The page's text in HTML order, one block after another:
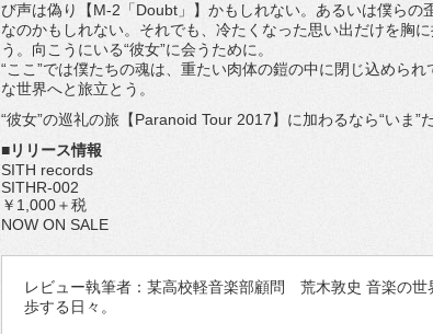
び声は偽り【M-2「Doubt」】かもしれない。あるいは僕らの
なのかもしれない。それでも、冷たくなった思い出だけを胸
う。向こうにいる“彼女”に会うために。
“ここ”では僕たちの魂は、重たい肉体の鎧の中に閉じ込めら
な世界へと旅立とう。
“彼女”の巡礼の旅【Paranoid Tour 2017】に加わるなら“いま”
■リリース情報
SITH records
SITHR-002
￥1,000＋税
NOW ON SALE
レビュー執筆者：某高校軽音楽部顧問 荒木敦史 音楽の世
歩する日々。